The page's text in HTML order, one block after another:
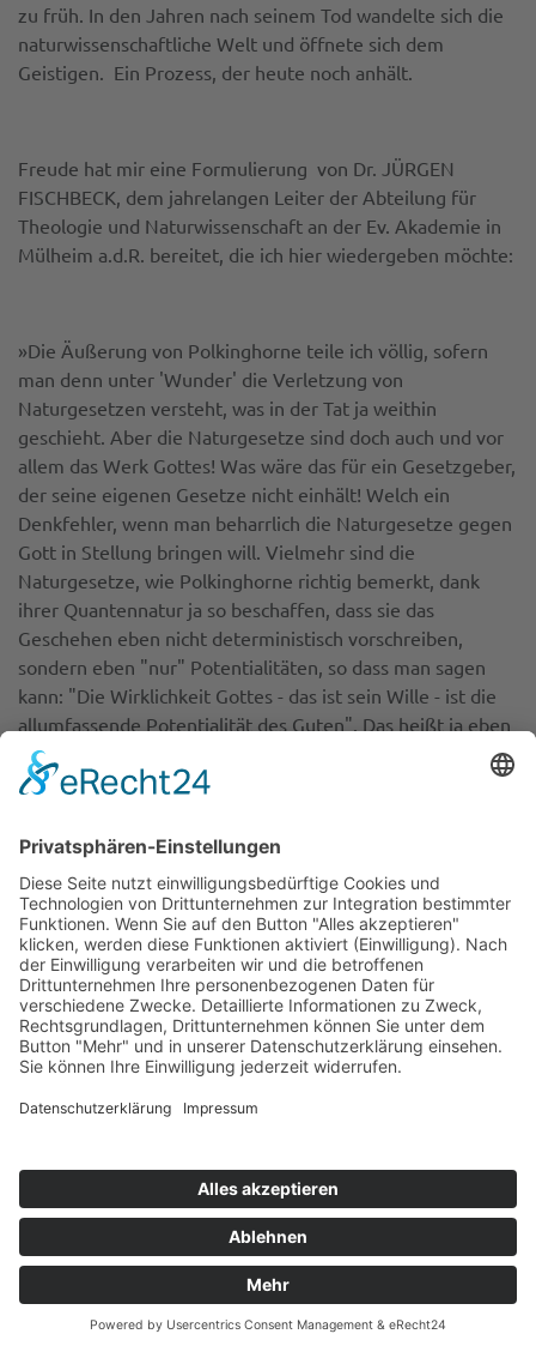
zu früh. In den Jahren nach seinem Tod wandelte sich die
naturwissenschaftliche Welt und öffnete sich dem
Geistigen. Ein Prozess, der heute noch anhält.
Freude hat mir eine Formulierung von Dr. JÜRGEN
FISCHBECK, dem jahrelangen Leiter der Abteilung für
Theologie und Naturwissenschaft an der Ev. Akademie in
Mülheim a.d.R. bereitet, die ich hier wiedergeben möchte:
»Die Äußerung von Polkinghorne teile ich völlig, sofern
man denn unter 'Wunder' die Verletzung von
Naturgesetzen versteht, was in der Tat ja weithin
geschieht. Aber die Naturgesetze sind doch auch und vor
allem das Werk Gottes! Was wäre das für ein Gesetzgeber,
der seine eigenen Gesetze nicht einhält! Welch ein
Denkfehler, wenn man beharrlich die Naturgesetze gegen
Gott in Stellung bringen will. Vielmehr sind die
Naturgesetze, wie Polkinghorne richtig bemerkt, dank
ihrer Quantennatur ja so beschaffen, dass sie das
Geschehen eben nicht deterministisch vorschreiben,
sondern eben "nur" Potentialitäten, so dass man sagen
kann: "Die Wirklichkeit Gottes - das ist sein Wille - ist die
allumfassende Potentialität des Guten". Das heißt ja eben
nicht, dass immer nur Gottes Wille - Gutes also - geschieht.
Dazu geschieht zu viel Böses. Aber Gutes ist bei allen uns
darum: "Dein Wille geschehe". Gottes Allmacht bedeutet
geschieht. Man kann Seinem Willen durchaus auch
zuwider handeln, wie in fürchterlicher Weise in Auschwitz
geschehen. Zwar ist Allmacht ein unaufgebbares Attribut
Gottes, aber sie ist anders zu verstehen, als man bisher
immer dachte und deshalb immer in den Theodizee-
Widerspruch hineinläuft wie in eine Falle. Auf jeden Fall ist
sie ein Zukunftsbegriff, und e i n Aspekt ist gerade die
universelle Geltung Seiner Naturgesetze. Darüber muss
Auch ich bin der Überzeugung, dass es viele Phänomene
gibt, die den Alltags-Erfahrungen widersprechen, die aber
im Licht der epistemologischen Erweiterung der
Naturgesetze alle möglich sind. Gottes Wille und SEIN
Handeln geschieht im Einklang mit der von IHM